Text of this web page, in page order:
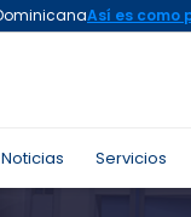
Noticias Servicios